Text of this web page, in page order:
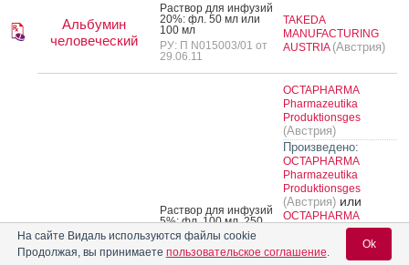
Альбумин
человеческий
Рас­твор для ин­фу­зий
20%: фл. 50 мл или
100 мл
РУ: П N015003/01 от
29.06.11
TAKEDA
MANUFACTURING
AUSTRIA (Австрия)
Рас­твор для ин­фу­зий
5%: фл. 100 мл, 250
мл или 500 мл 1 шт.
РУ: ЛП-№(010404)-
(РГ-RU) от 02.06.25
OCTAPHARMA
Pharmazeutika
Produktionsges
(Австрия)
Произведено:
OCTAPHARMA
Pharmazeutika
Produktionsges
(Австрия) или
OCTAPHARMA
Produktionsgesellscha
(Германия)
На сайте Видаль используются файлы cookie
Продолжая, вы принимаете пользовательское соглашение.
Ok